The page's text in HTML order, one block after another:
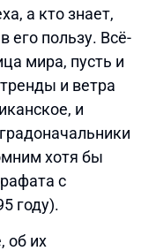
а кто знает,
его пользу. Всё-
мира, пусть и
и ветра
и
хотя бы
с
году).
об их